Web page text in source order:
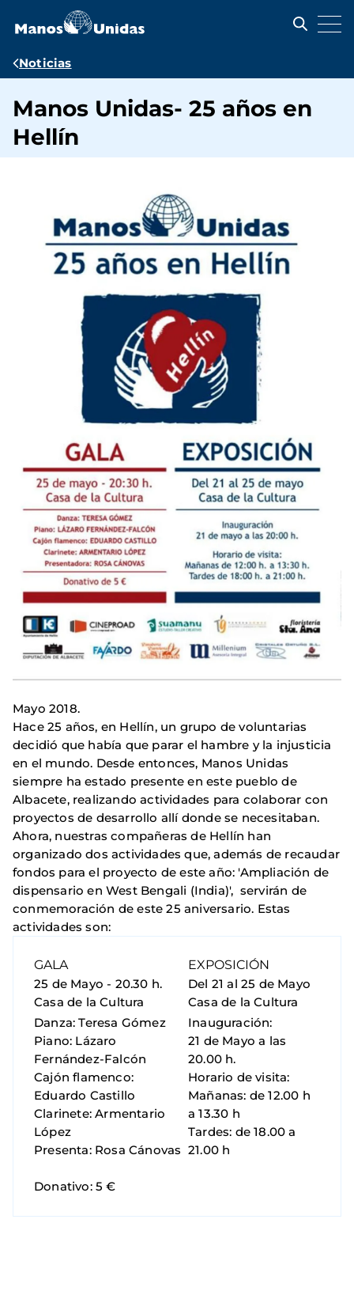
contenido
Ruta
navegación
Noticias
Manos Unidas- 25 años en
Hellín
Mayo 2018.
Hace 25 años, en Hellín, un grupo de voluntarias
decidió que había que parar el hambre y la injusticia
en el mundo. Desde entonces, Manos Unidas
siempre ha estado presente en este pueblo de
Albacete, realizando actividades para colaborar con
proyectos de desarrollo allí donde se necesitaban.
Ahora, nuestras compañeras de Hellín han
organizado dos actividades que, además de recaudar
fondos para el proyecto de este año: 'Ampliación de
dispensario en West Bengali (India)', servirán de
conmemoración de este 25 aniversario. Estas
actividades son:
GALA
EXPOSICIÓN
25 de Mayo - 20.30 h.
Casa de la Cultura
Del 21 al 25 de Mayo
Casa de la Cultura
Danza: Teresa Gómez
Piano: Lázaro
Fernández-Falcón
Cajón flamenco:
Eduardo Castillo
Clarinete: Armentario
López
Presenta: Rosa Cánovas
Donativo: 5 €
Inauguración:
21 de Mayo a las
20.00 h.
Horario de visita:
Mañanas: de 12.00 h
a 13.30 h
Tardes: de 18.00 a
21.00 h